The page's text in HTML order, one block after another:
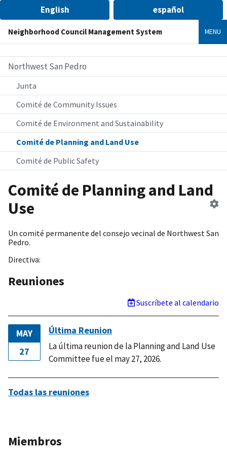
English español
Neighborhood Council Management System MENU
Northwest San Pedro
Junta
Comité de Community Issues
Comité de Environment and Sustainability
Comité de Planning and Land Use
Comité de Public Safety
Comité de Planning and Land
Use
Un comité permanente del consejo vecinal de Northwest San
Pedro.
Directiva:
Reuniones
Suscríbete al calendario
MAY
27
Última Reunion
La última reunion de la Planning and Land Use
Committee fue el may 27, 2026.
Todas las reuniones
Miembros